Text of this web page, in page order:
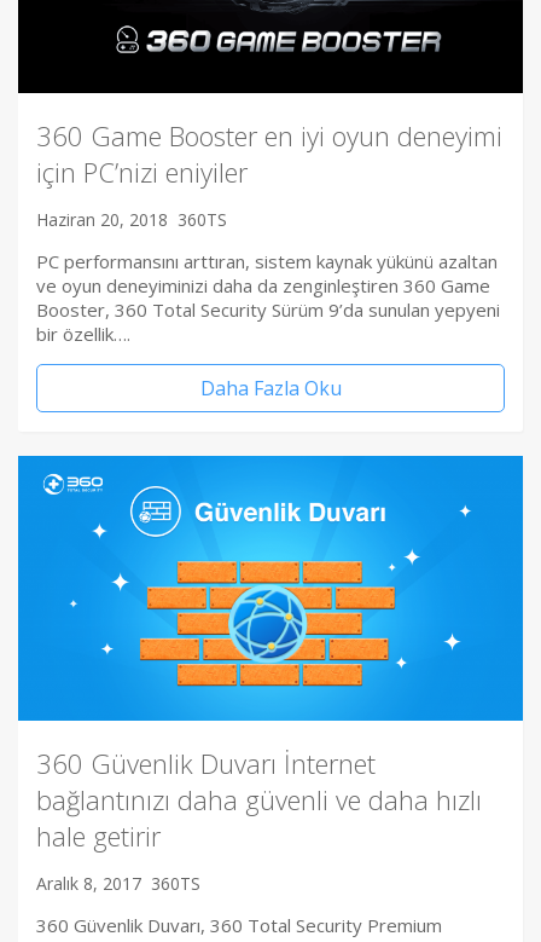
360 Game Booster en iyi oyun deneyimi
için PC’nizi eniyiler
Haziran 20, 2018 360TS
PC performansını arttıran, sistem kaynak yükünü azaltan
ve oyun deneyiminizi daha da zenginleştiren 360 Game
Booster, 360 Total Security Sürüm 9’da sunulan yepyeni
bir özellik….
Daha Fazla Oku
360 Güvenlik Duvarı İnternet
bağlantınızı daha güvenli ve daha hızlı
hale getirir
Aralık 8, 2017 360TS
360 Güvenlik Duvarı, 360 Total Security Premium